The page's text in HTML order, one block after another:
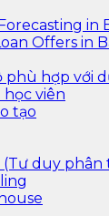
in
Offers in
phù hợp với
viên
tạo
(Tư duy